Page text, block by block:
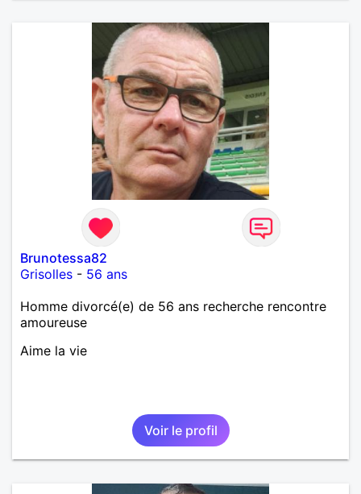
Brunotessa82
Grisolles - 56 ans
Homme divorcé(e) de 56 ans recherche rencontre
amoureuse
Aime la vie
Voir le profil